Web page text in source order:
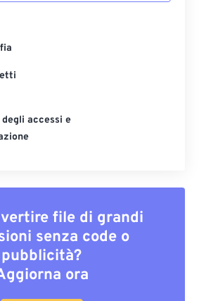
accessi e
file di grandi
senza code o
pubblicità?
ora